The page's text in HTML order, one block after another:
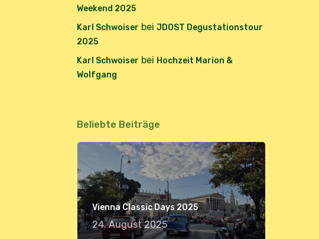
Weekend 2025
Karl Schwoiser bei JDOST Degustationstour
2025
Karl Schwoiser bei Hochzeit Marion &
Wolfgang
Beliebte Beiträge
Vienna Classic Days 2025
24. August 2025